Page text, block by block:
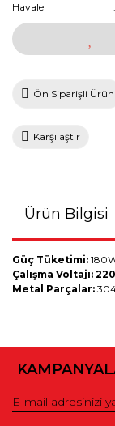
Havale
Ön Siparişli Ürün
Karşılaştır
Ürün Bilgisi
Güç Tüketimi:
Çalışma Voltajı:
Metal Parçalar:
konularda
Görüş ve
Ürün resmi